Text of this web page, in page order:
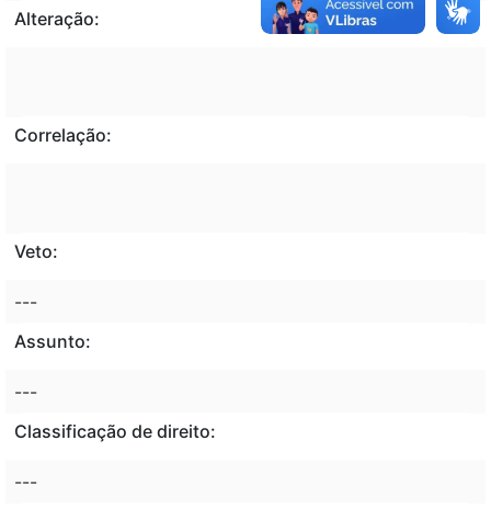
Alteração:
Correlação:
Veto:
---
Assunto:
---
Classificação de direito:
---